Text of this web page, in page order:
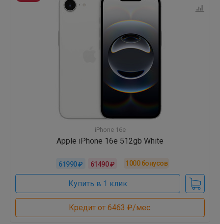
iPhone 16e
Apple iPhone 16e 512gb White
61990 ₽ 61490 ₽ 1000бонусов
Купить в 1 клик
Кредит от 6463 ₽/мес.